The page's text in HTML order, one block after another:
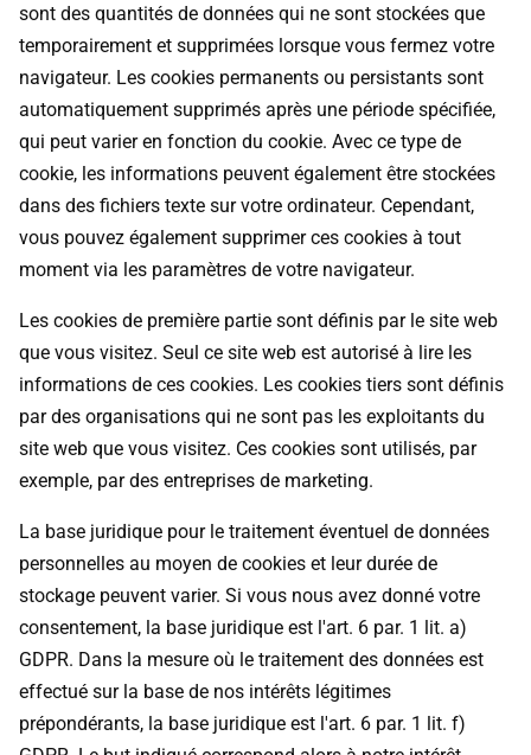
sont des quantités de données qui ne sont stockées que
temporairement et supprimées lorsque vous fermez votre
navigateur. Les cookies permanents ou persistants sont
automatiquement supprimés après une période spécifiée,
qui peut varier en fonction du cookie. Avec ce type de
cookie, les informations peuvent également être stockées
dans des fichiers texte sur votre ordinateur. Cependant,
vous pouvez également supprimer ces cookies à tout
moment via les paramètres de votre navigateur.
Les cookies de première partie sont définis par le site web
que vous visitez. Seul ce site web est autorisé à lire les
informations de ces cookies. Les cookies tiers sont définis
par des organisations qui ne sont pas les exploitants du
site web que vous visitez. Ces cookies sont utilisés, par
exemple, par des entreprises de marketing.
La base juridique pour le traitement éventuel de données
personnelles au moyen de cookies et leur durée de
stockage peuvent varier. Si vous nous avez donné votre
consentement, la base juridique est l'art. 6 par. 1 lit. a)
GDPR. Dans la mesure où le traitement des données est
effectué sur la base de nos intérêts légitimes
prépondérants, la base juridique est l'art. 6 par. 1 lit. f)